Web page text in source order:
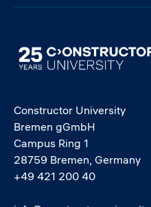
Image
Constructor University
Bremen gGmbH
Campus Ring 1
28759 Bremen, Germany
+49 421 200 40